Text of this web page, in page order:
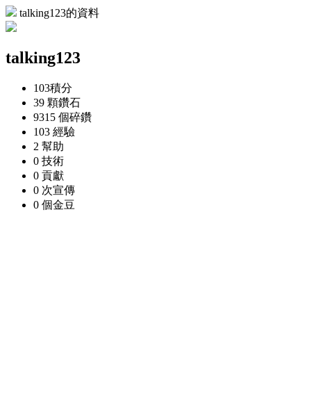
talking123的資料
talking123
103積分
39 顆鑽石
9315 個碎鑽
103 經驗
2 幫助
0 技術
0 貢獻
0 次宣傳
0 個金豆